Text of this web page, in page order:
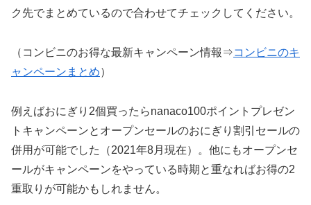
ク先でまとめているので合わせてチェックしてください。
（コンビニのお得な最新キャンペーン情報⇒コンビニのキ
ャンペーンまとめ）
例えばおにぎり2個買ったらnanaco100ポイントプレゼン
トキャンペーンとオープンセールのおにぎり割引セールの
併用が可能でした（2021年8月現在）。他にもオープンセ
ールがキャンペーンをやっている時期と重なればお得の2
重取りが可能かもしれません。